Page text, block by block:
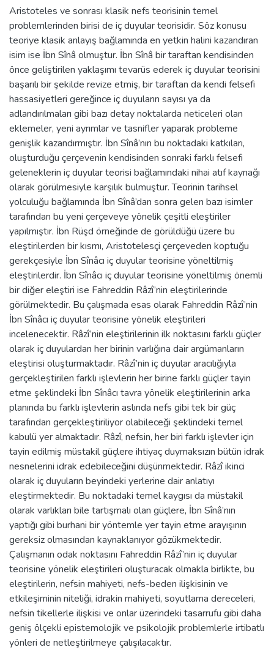
Aristoteles ve sonrası klasik nefs teorisinin temel
problemlerinden birisi de iç duyular teorisidir. Söz konusu
teoriye klasik anlayış bağlamında en yetkin halini kazandıran
isim ise İbn Sînâ olmuştur. İbn Sînâ bir taraftan kendisinden
önce geliştirilen yaklaşımı tevarüs ederek iç duyular teorisini
başarılı bir şekilde revize etmiş, bir taraftan da kendi felsefi
hassasiyetleri gereğince iç duyuların sayısı ya da
adlandırılmaları gibi bazı detay noktalarda neticeleri olan
eklemeler, yeni ayrımlar ve tasnifler yaparak probleme
genişlik kazandırmıştır. İbn Sînâ’nın bu noktadaki katkıları,
oluşturduğu çerçevenin kendisinden sonraki farklı felsefi
geleneklerin iç duyular teorisi bağlamındaki nihai atıf kaynağı
olarak görülmesiyle karşılık bulmuştur. Teorinin tarihsel
yolculuğu bağlamında İbn Sînâ’dan sonra gelen bazı isimler
tarafından bu yeni çerçeveye yönelik çeşitli eleştiriler
yapılmıştır. İbn Rüşd örneğinde de görüldüğü üzere bu
eleştirilerden bir kısmı, Aristotelesçi çerçeveden koptuğu
gerekçesiyle İbn Sînâcı iç duyular teorisine yöneltilmiş
eleştirilerdir. İbn Sînâcı iç duyular teorisine yöneltilmiş önemli
bir diğer eleştiri ise Fahreddin Râzî’nin eleştirilerinde
görülmektedir. Bu çalışmada esas olarak Fahreddin Râzî’nin
İbn Sînâcı iç duyular teorisine yönelik eleştirileri
incelenecektir. Râzî’nin eleştirilerinin ilk noktasını farklı güçler
olarak iç duyulardan her birinin varlığına dair argümanların
eleştirisi oluşturmaktadır. Râzî’nin iç duyular aracılığıyla
gerçekleştirilen farklı işlevlerin her birine farklı güçler tayin
etme şeklindeki İbn Sînâcı tavra yönelik eleştirilerinin arka
planında bu farklı işlevlerin aslında nefs gibi tek bir güç
tarafından gerçekleştiriliyor olabileceği şeklindeki temel
kabulü yer almaktadır. Râzî, nefsin, her biri farklı işlevler için
tayin edilmiş müstakil güçlere ihtiyaç duymaksızın bütün idrak
nesnelerini idrak edebileceğini düşünmektedir. Râzî ikinci
olarak iç duyuların beyindeki yerlerine dair anlatıyı
eleştirmektedir. Bu noktadaki temel kaygısı da müstakil
olarak varlıkları bile tartışmalı olan güçlere, İbn Sînâ’nın
yaptığı gibi burhani bir yöntemle yer tayin etme arayışının
gereksiz olmasından kaynaklanıyor gözükmektedir.
Çalışmanın odak noktasını Fahreddin Râzî’nin iç duyular
teorisine yönelik eleştirileri oluşturacak olmakla birlikte, bu
eleştirilerin, nefsin mahiyeti, nefs-beden ilişkisinin ve
etkileşiminin niteliği, idrakin mahiyeti, soyutlama dereceleri,
nefsin tikellerle ilişkisi ve onlar üzerindeki tasarrufu gibi daha
geniş ölçekli epistemolojik ve psikolojik problemlerle irtibatlı
yönleri de netleştirilmeye çalışılacaktır.